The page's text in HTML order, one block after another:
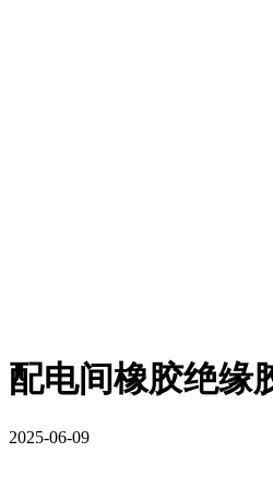
配电间橡胶绝缘
2025-06-09